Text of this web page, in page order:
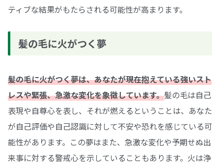
ティブな結果がもたらされる可能性が高まります。
髪の毛に火がつく夢
髪の毛に火がつく夢は、あなたが現在抱えている強いスト
レスや緊張、急激な変化を象徴しています。髪の毛は自己
表現や自尊心を表し、それが燃えるということは、あなた
が自己評価や自己認識に対して不安や恐れを感じている可
能性があります。この夢はまた、急激な変化や予期せぬ出
来事に対する警戒心を示していることもあります。火は浄